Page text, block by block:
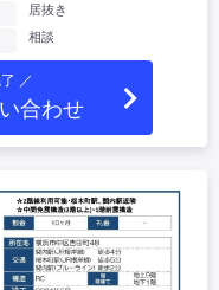
居抜き
相談
／
合わせ